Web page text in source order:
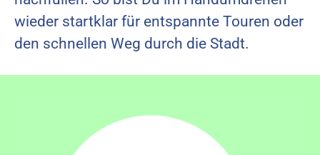
wieder startklar für entspannte Touren oder
den schnellen Weg durch die Stadt.